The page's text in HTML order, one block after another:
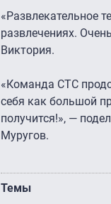
«Развлекательное
развлечениях.
Виктория.
«Команда СТС
себя как большой
получится!», —
Муругов.
Темы